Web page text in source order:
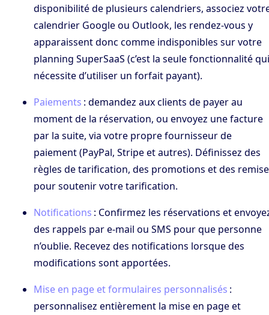
disponibilité de plusieurs calendriers, associez
calendrier Google ou Outlook, les rendez-vous y
apparaissent donc comme indisponibles sur votre
planning SuperSaaS (c’est la seule fonctionnalité qui
nécessite d’utiliser un forfait payant).
Paiements : demandez aux clients de payer au
moment de la réservation, ou envoyez une facture
par la suite, via votre propre fournisseur de
paiement (PayPal, Stripe et autres). Définissez des
règles de tarification, des promotions et des
pour soutenir votre tarification.
Notifications : Confirmez les réservations et
des rappels par e-mail ou SMS pour que personne
n’oublie. Recevez des notifications lorsque des
modifications sont apportées.
Mise en page et formulaires personnalisés :
personnalisez entièrement la mise en page et